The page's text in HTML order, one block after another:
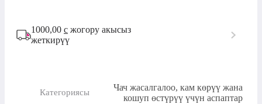
1000,00 с жогору акысыз
жеткирүү
Категориясы
Чач жасалгалоо, кам көрүү жана
кошуп өстүрүү үчүн аспаптар